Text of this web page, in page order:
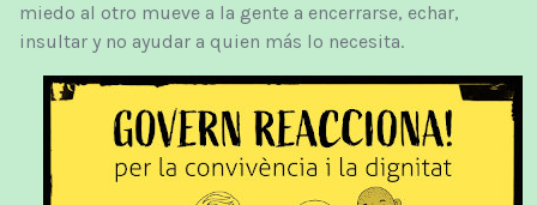
miedo al otro mueve a la gente a encerrarse, echar,
insultar y no ayudar a quien más lo necesita.